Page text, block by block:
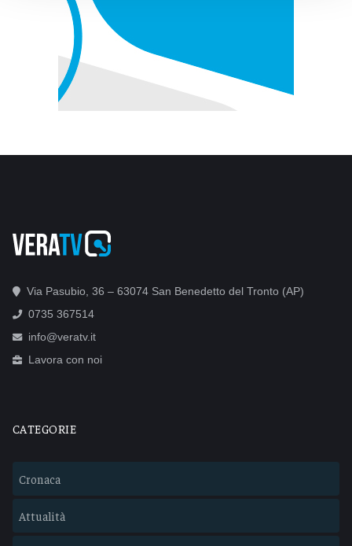
Via Pasubio, 36 – 63074 San Benedetto del Tronto (AP)
0735 367514
info@veratv.it
Lavora con noi
CATEGORIE
Cronaca
Attualità